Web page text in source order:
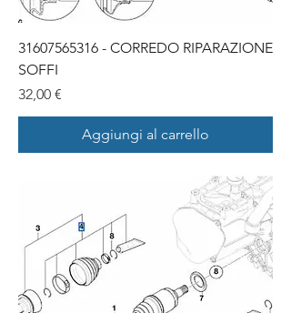
31607565316 - CORREDO RIPARAZIONE
SOFFI
Prezzo
32,00 €
Aggiungi al carrello